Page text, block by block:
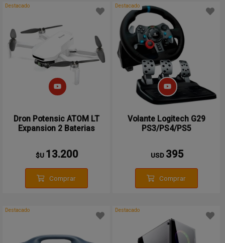
Destacado
Dron Potensic ATOM LT
Expansion 2 Baterias
$U 13.200
Comprar
Destacado
Volante Logitech G29
PS3/PS4/PS5
USD 395
Comprar
Destacado Destacado